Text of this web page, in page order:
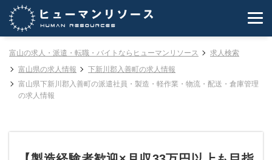
富山の求人・派遣・転職・バイトならヒューマンリソース
求人検索
富山県の求人情報
下新川郡入善町の求人情報
富山県下新川郡入善町の派遣社員・製造・軽作業・物流・配送・倉庫管理
の求人情報